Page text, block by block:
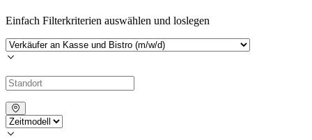
Einfach Filterkriterien auswählen und loslegen